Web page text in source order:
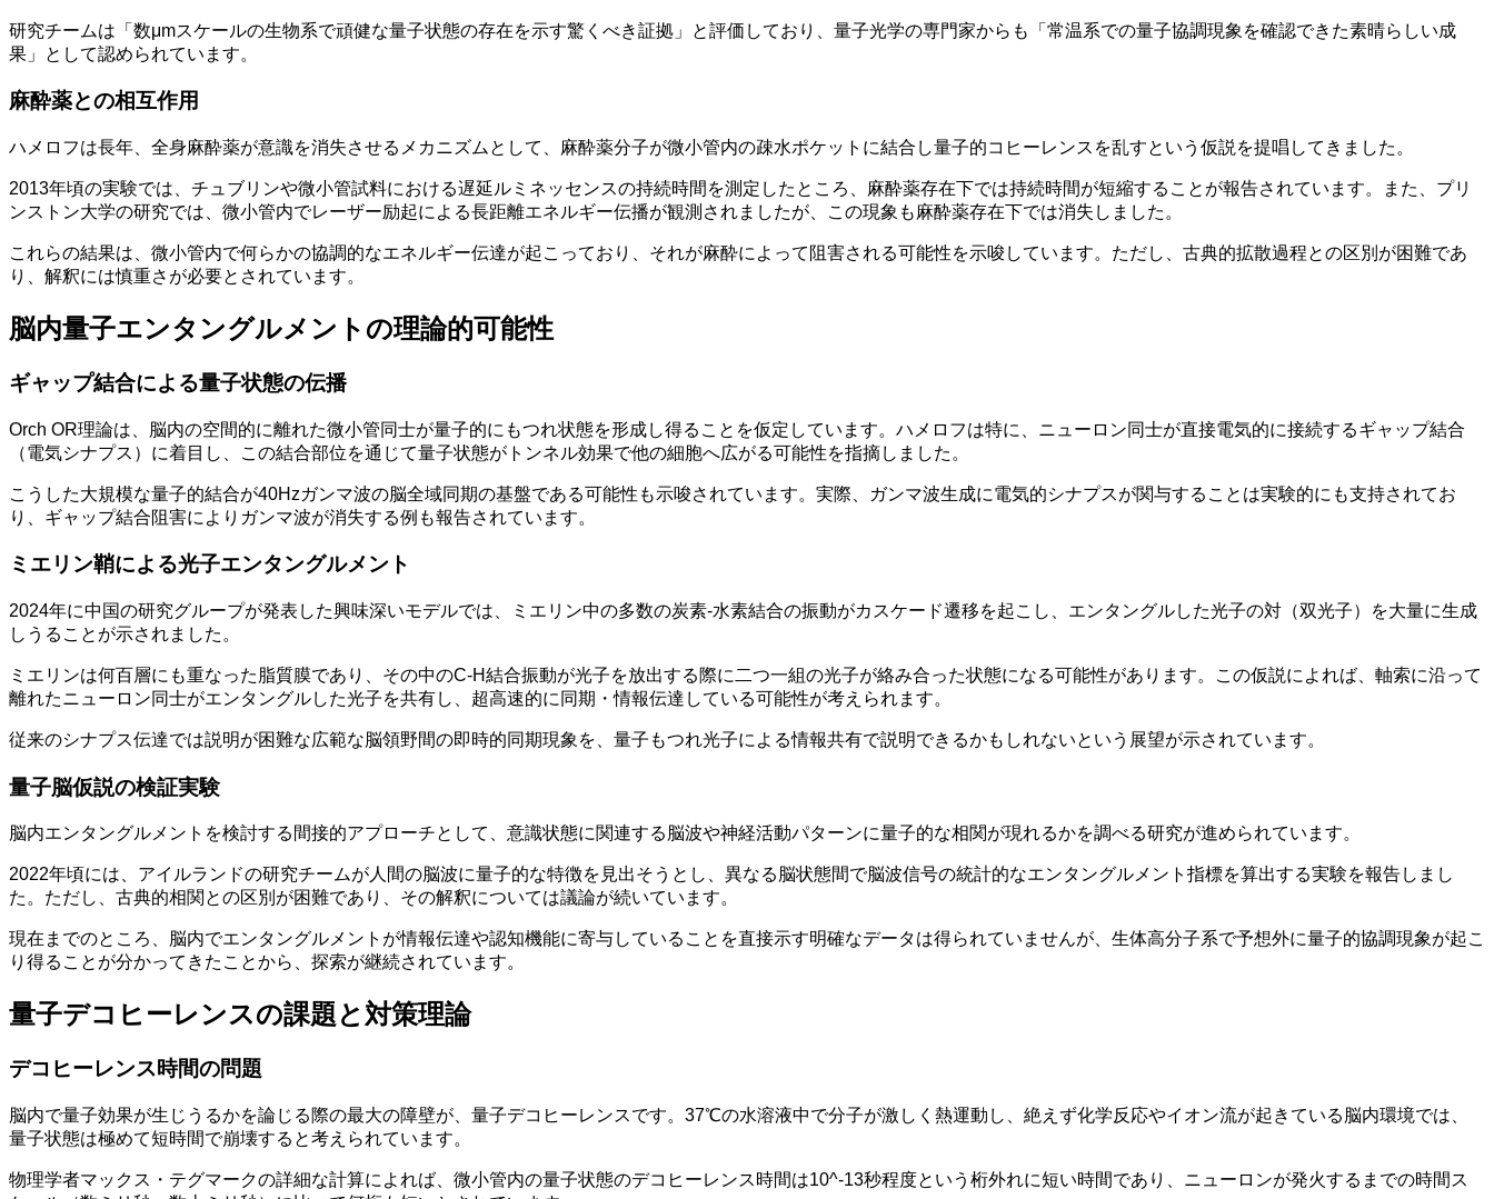
研究チームは「数μmスケールの生物系で頑健な量子状態の存在を示す驚くべき証拠」と評価しており、量子光学の専門家からも「常温系での量子協調現象を確認できた素晴らしい成
果」として認められています。
麻酔薬との相互作用
ハメロフは長年、全身麻酔薬が意識を消失させるメカニズムとして、麻酔薬分子が微小管内の疎水ポケットに結合し量子的コヒーレンスを乱すという仮説を提唱してきました。
2013年頃の実験では、チュブリンや微小管試料における遅延ルミネッセンスの持続時間を測定したところ、麻酔薬存在下では持続時間が短縮することが報告されています。また、プリ
ンストン大学の研究では、微小管内でレーザー励起による長距離エネルギー伝播が観測されましたが、この現象も麻酔薬存在下では消失しました。
これらの結果は、微小管内で何らかの協調的なエネルギー伝達が起こっており、それが麻酔によって阻害される可能性を示唆しています。ただし、古典的拡散過程との区別が困難であ
り、解釈には慎重さが必要とされています。
脳内量子エンタングルメントの理論的可能性
ギャップ結合による量子状態の伝播
Orch OR理論は、脳内の空間的に離れた微小管同士が量子的にもつれ状態を形成し得ることを仮定しています。ハメロフは特に、ニューロン同士が直接電気的に接続するギャップ結合
（電気シナプス）に着目し、この結合部位を通じて量子状態がトンネル効果で他の細胞へ広がる可能性を指摘しました。
こうした大規模な量子的結合が40Hzガンマ波の脳全域同期の基盤である可能性も示唆されています。実際、ガンマ波生成に電気的シナプスが関与することは実験的にも支持されてお
り、ギャップ結合阻害によりガンマ波が消失する例も報告されています。
ミエリン鞘による光子エンタングルメント
2024年に中国の研究グループが発表した興味深いモデルでは、ミエリン中の多数の炭素-水素結合の振動がカスケード遷移を起こし、エンタングルした光子の対（双光子）を大量に生成
しうることが示されました。
ミエリンは何百層にも重なった脂質膜であり、その中のC-H結合振動が光子を放出する際に二つ一組の光子が絡み合った状態になる可能性があります。この仮説によれば、軸索に沿って
離れたニューロン同士がエンタングルした光子を共有し、超高速的に同期・情報伝達している可能性が考えられます。
従来のシナプス伝達では説明が困難な広範な脳領野間の即時的同期現象を、量子もつれ光子による情報共有で説明できるかもしれないという展望が示されています。
量子脳仮説の検証実験
脳内エンタングルメントを検討する間接的アプローチとして、意識状態に関連する脳波や神経活動パターンに量子的な相関が現れるかを調べる研究が進められています。
2022年頃には、アイルランドの研究チームが人間の脳波に量子的な特徴を見出そうとし、異なる脳状態間で脳波信号の統計的なエンタングルメント指標を算出する実験を報告しまし
た。ただし、古典的相関との区別が困難であり、その解釈については議論が続いています。
現在までのところ、脳内でエンタングルメントが情報伝達や認知機能に寄与していることを直接示す明確なデータは得られていませんが、生体高分子系で予想外に量子的協調現象が起こ
り得ることが分かってきたことから、探索が継続されています。
量子デコヒーレンスの課題と対策理論
デコヒーレンス時間の問題
脳内で量子効果が生じうるかを論じる際の最大の障壁が、量子デコヒーレンスです。37℃の水溶液中で分子が激しく熱運動し、絶えず化学反応やイオン流が起きている脳内環境では、
量子状態は極めて短時間で崩壊すると考えられています。
物理学者マックス・テグマークの詳細な計算によれば、微小管内の量子状態のデコヒーレンス時間は10^-13秒程度という桁外れに短い時間であり、ニューロンが発火するまでの時間ス